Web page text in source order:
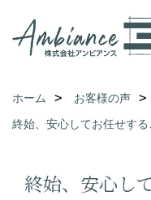
ホーム お客様の声
終始、安心してお任せす
終始、安心し